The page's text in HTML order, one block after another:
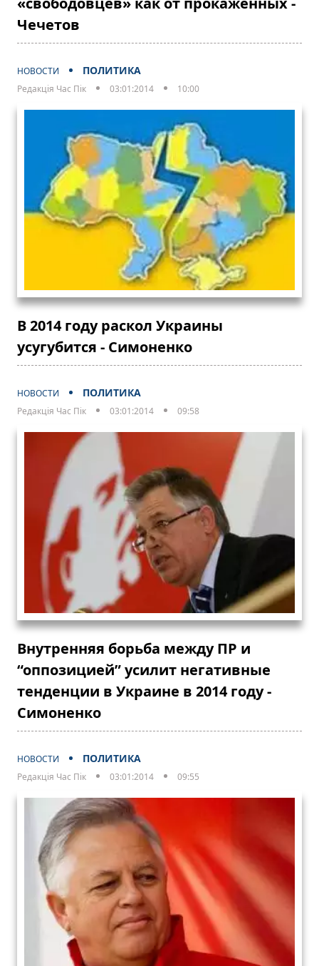
Чечетов
НОВОСТИ ПОЛИТИКА
Редакція Час Пік 03:01:2014 10:00
В 2014 году раскол Украины
усугубится - Симоненко
НОВОСТИ ПОЛИТИКА
Редакція Час Пік 03:01:2014 09:58
Внутренняя борьба между ПР и
“оппозицией” усилит негативные
тенденции в Украине в 2014 году -
Симоненко
НОВОСТИ ПОЛИТИКА
Редакція Час Пік 03:01:2014 09:55